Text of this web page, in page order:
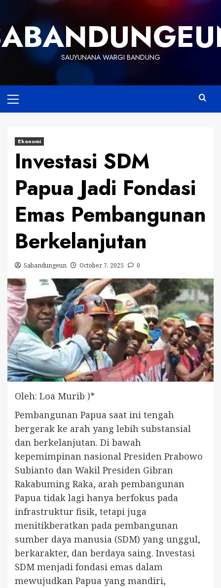
content
SAUYUNANA WARGI BANDUNG
Menu
Ekonomi
Investasi SDM
Papua Jadi Fondasi
Emas Pembangunan
Berkelanjutan
Sabandungeun October 7, 2025 0
Oleh: Loa Murib )*
Pembangunan Papua saat ini tengah
bergerak ke arah yang lebih substansial
dan berkelanjutan. Di bawah
kepemimpinan nasional Presiden Prabowo
Subianto dan Wakil Presiden Gibran
Rakabuming Raka, arah pembangunan
Papua tidak lagi hanya berfokus pada
infrastruktur fisik, tetapi juga
menitikberatkan pada pembangunan
sumber daya manusia (SDM) yang unggul,
berkarakter, dan berdaya saing. Investasi
SDM menjadi fondasi emas dalam
mewujudkan Papua yang mandiri,